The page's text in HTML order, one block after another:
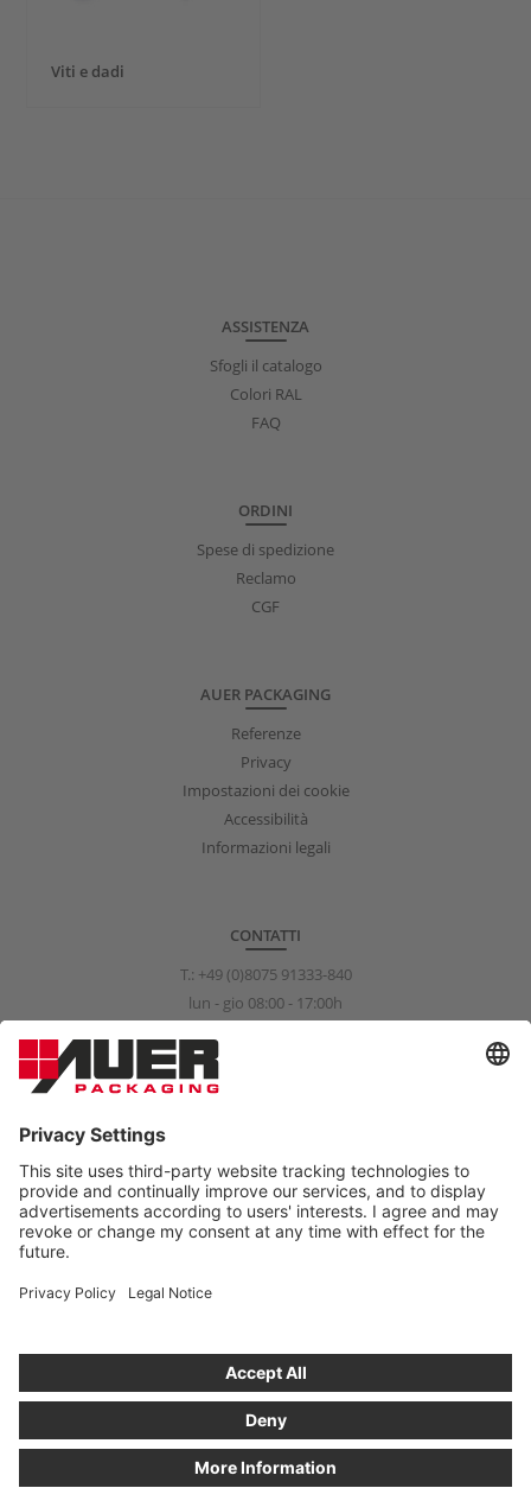
Viti e dadi
ASSISTENZA
Sfogli il catalogo
Colori RAL
FAQ
ORDINI
Spese di spedizione
Reclamo
CGF
AUER PACKAGING
Referenze
Privacy
Impostazioni dei cookie
Accessibilità
Informazioni legali
CONTATTI
T.: +49 (0)8075 91333-840
lun - gio 08:00 - 17:00h
info@auer-packaging.com
Attualmente sta acquistando come cliente aziendale. Nel negozio
dedicato ai clienti privati, tutti i prezzi sono comprensivi di IVA e si
applica il diritto di reso di 14 giorni previsto per legge.
ORDINARE COME CLIENTE PRIVATO